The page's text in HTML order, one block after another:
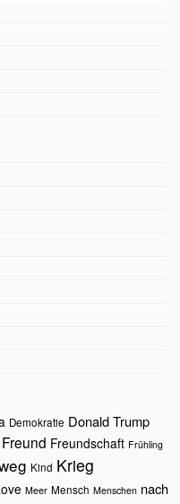
Demokratie Donald Trump
Freund Freundschaft Frühling
Kind Krieg
Meer Mensch Menschen nach